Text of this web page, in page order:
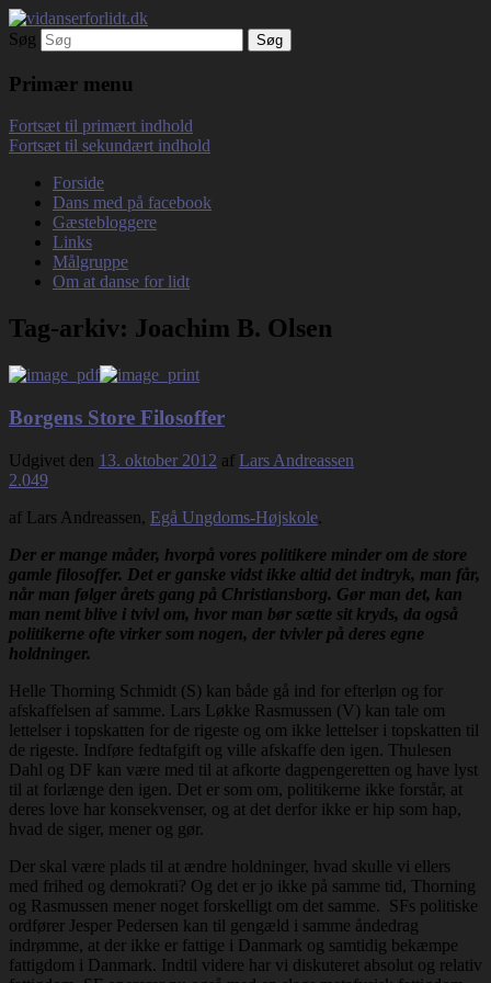
vidanserforlidt.dk
Debatterende tekster med filosofisk tilsnit
om hverdagens glæder og genvordigheder
Søg
Primær menu
Fortsæt til primært indhold
Fortsæt til sekundært indhold
Forside
Dans med på facebook
Gæstebloggere
Links
Målgruppe
Om at danse for lidt
Tag-arkiv: Joachim B. Olsen
Borgens Store Filosoffer
Udgivet den 13. oktober 2012 af Lars Andreassen
2.049
af Lars Andreassen, Egå Ungdoms-Højskole.
Der er mange måder, hvorpå vores politikere minder om de store
gamle filosoffer. Det er ganske vidst ikke altid det indtryk, man får,
når man følger årets gang på Christiansborg. Gør man det, kan
man nemt blive i tvivl om, hvor man bør sætte sit kryds, da også
politikerne ofte virker som nogen, der tvivler på deres egne
holdninger.
Helle Thorning Schmidt (S) kan både gå ind for efterløn og for
afskaffelsen af samme. Lars Løkke Rasmussen (V) kan tale om
lettelser i topskatten for de rigeste og om ikke lettelser i topskatten til
de rigeste. Indføre fedtafgift og ville afskaffe den igen. Thulesen
Dahl og DF kan være med til at afkorte dagpengeretten og have lyst
til at forlænge den igen. Det er som om, politikerne ikke forstår, at
deres love har konsekvenser, og at det derfor ikke er hip som hap,
hvad de siger, mener og gør.
Der skal være plads til at ændre holdninger, hvad skulle vi ellers
med frihed og demokrati? Og det er jo ikke på samme tid, Thorning
og Rasmussen mener noget forskelligt om det samme. SFs politiske
ordfører Jesper Pedersen kan til gengæld i samme åndedrag
indrømme, at der ikke er fattige i Danmark og samtidig bekæmpe
fattigdom i Danmark. Indtil videre har vi diskuteret absolut og relativ